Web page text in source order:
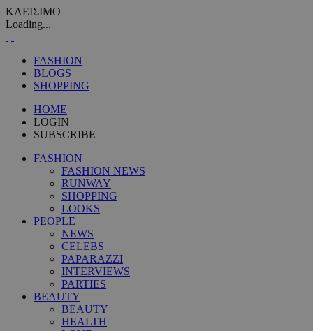
ΚΛΕΙΣΙΜΟ
Loading...
FASHION
BLOGS
SHOPPING
HOME
LOGIN
SUBSCRIBE
FASHION
FASHION NEWS
RUNWAY
SHOPPING
LOOKS
PEOPLE
NEWS
CELEBS
PAPARAZZI
INTERVIEWS
PARTIES
BEAUTY
BEAUTY
HEALTH